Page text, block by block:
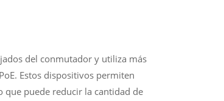
del conmutador y utiliza más
Estos dispositivos permiten
que puede reducir la cantidad de